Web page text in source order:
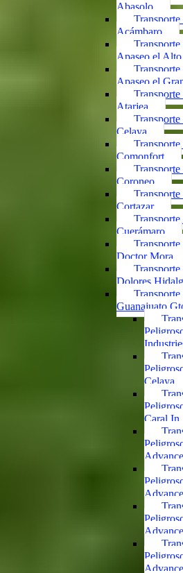
Abasolo
Transporte
Acámbaro
Transporte
Apaseo el Alto
Transporte
Apaseo el
Transporte
Atarjea
Transporte
Celaya
Transporte
Comonfort
Transporte
Coroneo
Transporte
Cortazar
Transporte
Cuerámaro
Transporte
Doctor Mora
Transporte
Dolores
Transporte
Guanajuato
Celaya
Caral In